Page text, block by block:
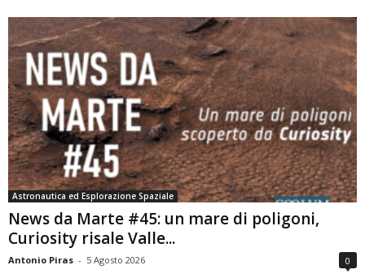
Astronautica ed Esplorazione Spaziale
News da Marte #45: un mare di poligoni,
Curiosity risale Valle...
Antonio Piras - 5 Agosto 2026 0